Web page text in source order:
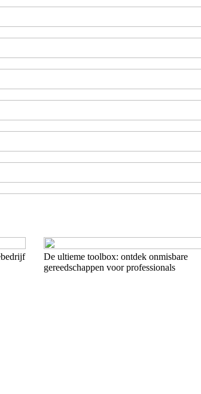
De ultieme toolbox: ontdek onmisbare
gereedschappen voor professionals